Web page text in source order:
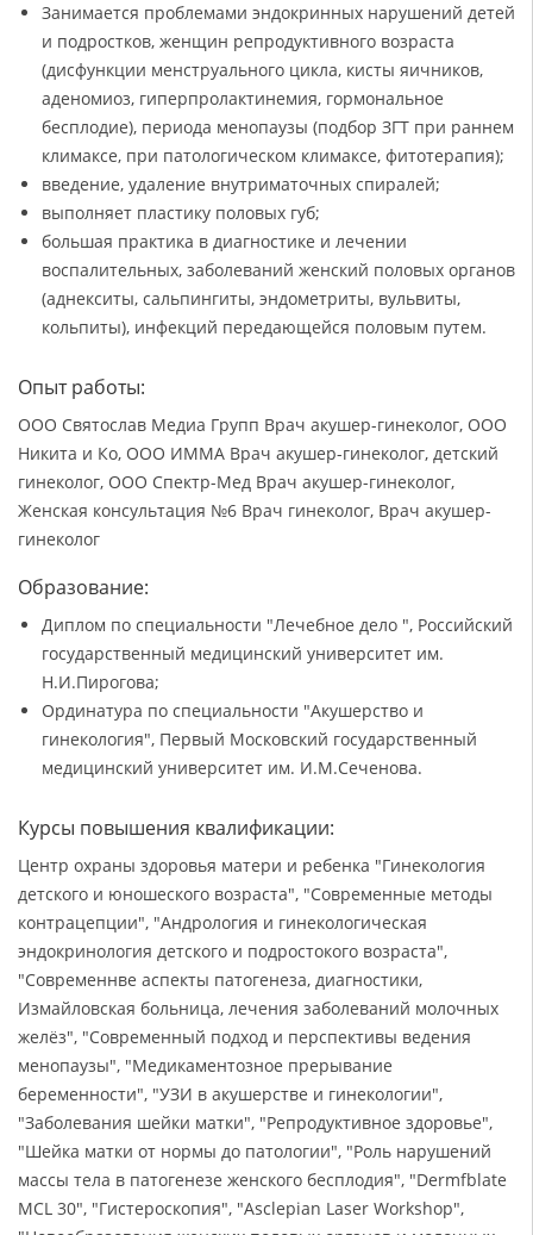
Занимается проблемами эндокринных нарушений детей
и подростков, женщин репродуктивного возраста
(дисфункции менструального цикла, кисты яичников,
аденомиоз, гиперпролактинемия, гормональное
бесплодие), периода менопаузы (подбор ЗГТ при раннем
климаксе, при патологическом климаксе, фитотерапия);
введение, удаление внутриматочных спиралей;
выполняет пластику половых губ;
большая практика в диагностике и лечении
воспалительных, заболеваний женский половых органов
(аднекситы, сальпингиты, эндометриты, вульвиты,
кольпиты), инфекций передающейся половым путем.
Опыт работы:
ООО Святослав Медиа Групп Врач акушер-гинеколог, ООО
Никита и Ко, ООО ИММА Врач акушер-гинеколог, детский
гинеколог, ООО Спектр-Мед Врач акушер-гинеколог,
Женская консультация №6 Врач гинеколог, Врач акушер-
гинеколог
Образование:
Диплом по специальности "Лечебное дело ", Российский
государственный медицинский университет им.
Н.И.Пирогова;
Ординатура по специальности "Акушерство и
гинекология", Первый Московский государственный
медицинский университет им. И.М.Сеченова.
Курсы повышения квалификации:
Центр охраны здоровья матери и ребенка "Гинекология
детского и юношеского возраста", "Современные методы
контрацепции", "Андрология и гинекологическая
эндокринология детского и подростокого возраста",
"Современнве аспекты патогенеза, диагностики,
Измайловская больница, лечения заболеваний молочных
желёз", "Современный подход и перспективы ведения
менопаузы", "Медикаментозное прерывание
беременности", "УЗИ в акушерстве и гинекологии",
"Заболевания шейки матки", "Репродуктивное здоровье",
"Шейка матки от нормы до патологии", "Роль нарушений
массы тела в патогенезе женского бесплодия", "Dermfblate
MCL 30", "Гистероскопия", "Asclepian Laser Workshop",